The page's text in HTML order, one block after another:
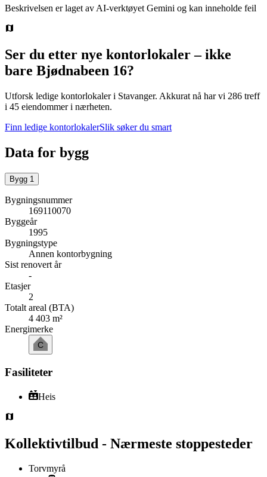
Beskrivelsen er laget av AI-verktøyet Gemini og kan inneholde feil
Ser du etter nye kontorlokaler – ikke
bare Bjødnabeen 16?
Utforsk ledige kontorlokaler i Stavanger. Akkurat nå har vi 286 treff
i 45 eiendommer i nærheten.
Finn ledige kontorlokalerSlik søker du smart
Data for bygg
Bygg 1
Bygningsnummer
169110070
Byggeår
1995
Bygningstype
Annen kontorbygning
Sist renovert år
-
Etasjer
2
Totalt areal (BTA)
4 403 m²
Energimerke
C
Fasiliteter
Heis
Kollektivtilbud - Nærmeste stoppesteder
Torvmyrå